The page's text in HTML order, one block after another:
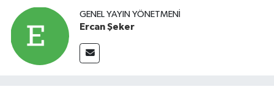
GENEL YAYIN YÖNETMENI
Ercan Şeker